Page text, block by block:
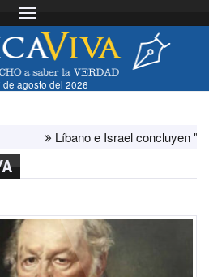
Toggle navigation
de agosto del 2026
Líbano e Israel concluyen